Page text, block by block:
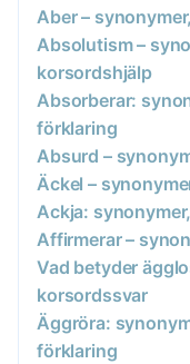
Aber –
Absolutism –
korsordshjälp
Absorberar:
förklaring
Absurd –
Äckel –
Ackja:
Affirmerar –
Vad betyder
korsordssvar
Äggröra:
förklaring